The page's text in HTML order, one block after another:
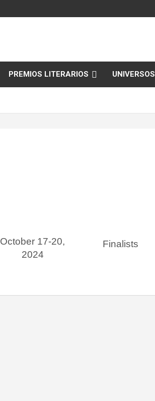
PREMIOS LITERARIOS UNIVERSOS
October 17-20,
2024
Finalists